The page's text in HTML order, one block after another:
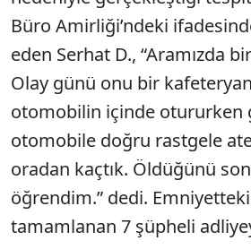
Büro Amirliği’ndeki
eden Serhat D., “Aramızda
Olay günü onu bir
otomobilin içinde otururken
otomobile doğru rastgele
oradan kaçtık. Öldüğünü
öğrendim.” dedi.
tamamlanan 7 şüpheli